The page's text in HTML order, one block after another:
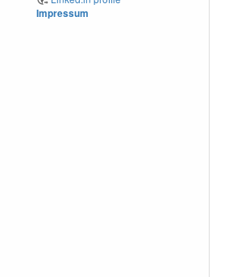
Impressum